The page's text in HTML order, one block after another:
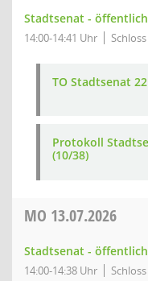
Stadtsenat - öffentlich
14:00-14:41 Uhr
TO Stadtsenat
Protokoll
(10/38)
MO 13.07.2026
Stadtsenat - öffentlich
14:00-14:38 Uhr